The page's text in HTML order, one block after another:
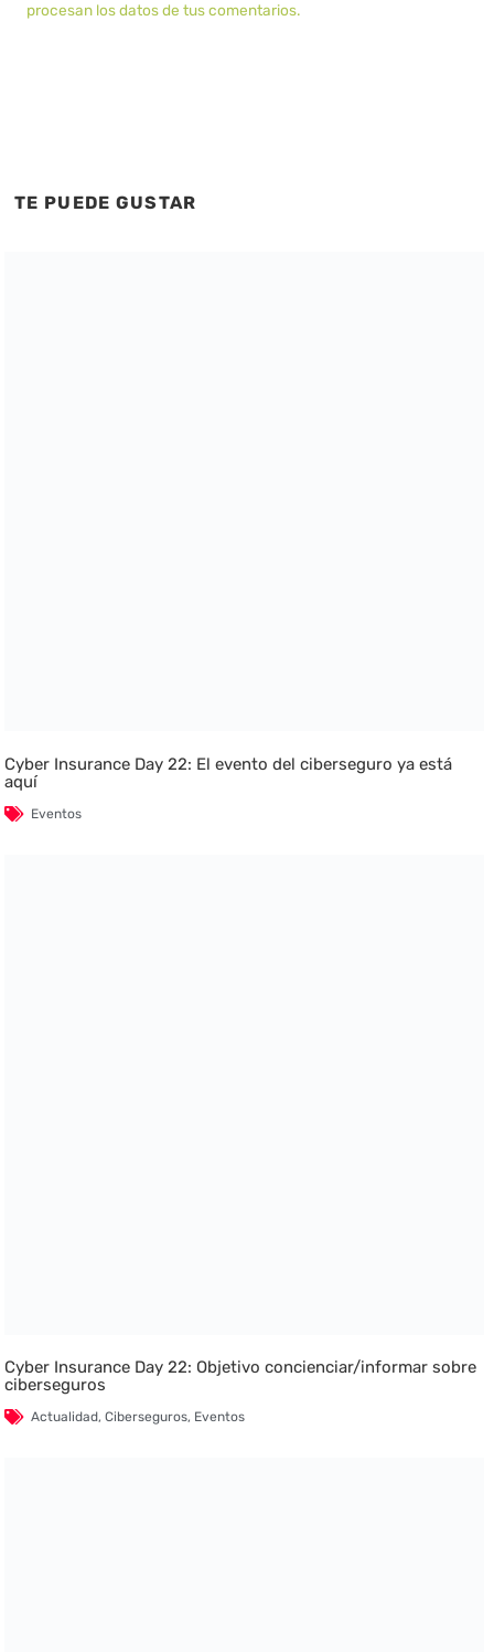
procesan los datos de tus comentarios.
TE PUEDE GUSTAR
Cyber Insurance Day 22: El evento del ciberseguro ya está
aquí
Eventos
Cyber Insurance Day 22: Objetivo concienciar/informar sobre
ciberseguros
Actualidad,Ciberseguros, Eventos